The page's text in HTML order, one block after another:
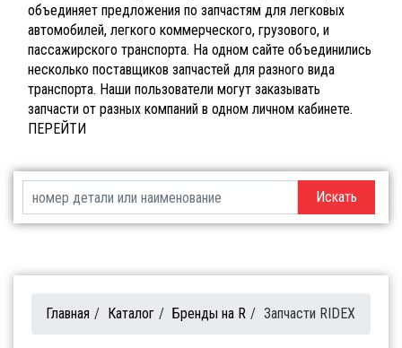
объединяет предложения по запчастям для легковых
автомобилей, легкого коммерческого, грузового, и
пассажирского транспорта. На одном сайте объединились
несколько поставщиков запчастей для разного вида
транспорта. Наши пользователи могут заказывать
запчасти от разных компаний в одном личном кабинете.
ПЕРЕЙТИ
Искать
Главная / Каталог / Бренды на R / Запчасти RIDEX